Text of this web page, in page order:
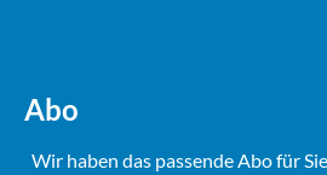
Abo
Wir haben das passende Abo für Sie.